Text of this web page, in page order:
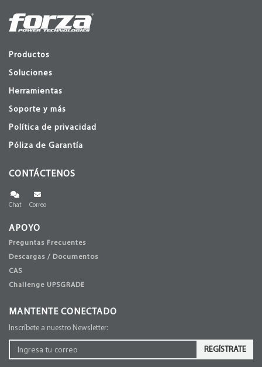
Productos
Soluciones
Herramientas
Soporte y más
Política de privacidad
Póliza de Garantía
CONTÁCTENOS
Chat Correo
APOYO
Preguntas Frecuentes
Descargas / Documentos
CAS
Challenge UPSGRADE
MANTENTE CONECTADO
Inscríbete a nuestro Newsletter:
REGÍSTRATE